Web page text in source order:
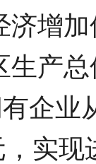
济增
生产
企业
实